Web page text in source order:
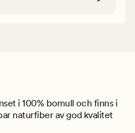
i 100% bomull och finns i
naturfiber av god kvalitet